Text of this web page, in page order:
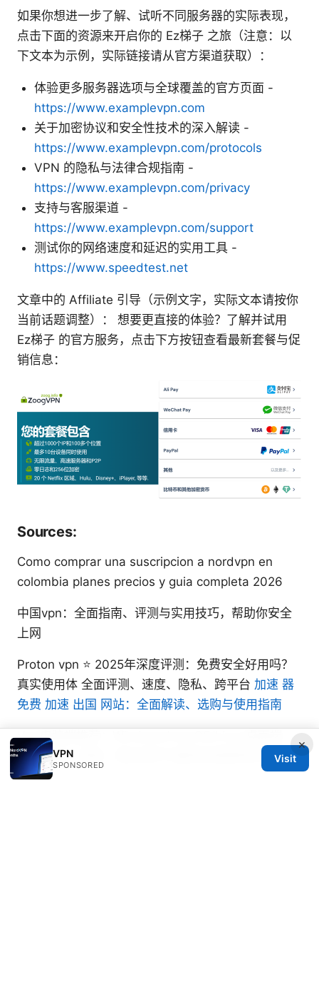
如果你想进一步了解、试听不同服务器的实际表现，
点击下面的资源来开启你的 Ez梯子 之旅（注意：以
下文本为示例，实际链接请从官方渠道获取）：
体验更多服务器选项与全球覆盖的官方页面 -
https://www.examplevpn.com
关于加密协议和安全性技术的深入解读 -
https://www.examplevpn.com/protocols
VPN 的隐私与法律合规指南 -
https://www.examplevpn.com/privacy
支持与客服渠道 -
https://www.examplevpn.com/support
测试你的网络速度和延迟的实用工具 -
https://www.speedtest.net
文章中的 Affiliate 引导（示例文字，实际文本请按你
当前话题调整）： 想要更直接的体验？了解并试用
Ez梯子 的官方服务，点击下方按钮查看最新套餐与促
销信息：
Sources:
Como comprar una suscripcion a nordvpn en
colombia planes precios y guia completa 2026
中国vpn：全面指南、评测与实用技巧，帮助你安全
上网
Proton vpn ⭐ 2025年深度评测：免费安全好用吗？
真实使用体 全面评测、速度、隐私、跨平台 加速 器
免费 加速 出国 网站：全面解读、选购与使用指南
Vpn电脑端推荐：Windows/macOS/Linux桌面端
VPN选型、速度、隐私保护与解锁地域限制的完整指
南
×
VPN
SPONSORED
Visit